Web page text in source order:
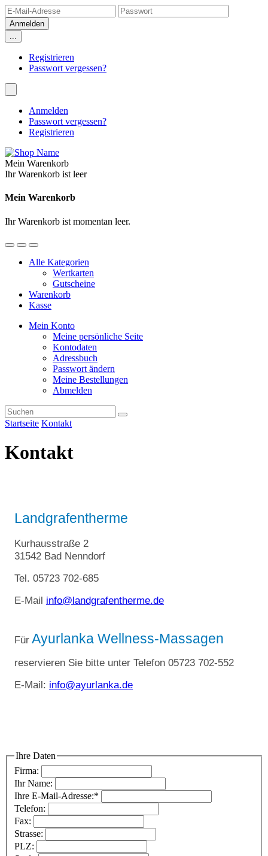
...
Registrieren
Passwort vergessen?
Anmelden
Passwort vergessen?
Registrieren
Mein Warenkorb
Ihr Warenkorb ist leer
Mein Warenkorb
Ihr Warenkorb ist momentan leer.
Alle Kategorien
Wertkarten
Gutscheine
Warenkorb
Kasse
Mein Konto
Meine persönliche Seite
Kontodaten
Adressbuch
Passwort ändern
Meine Bestellungen
Abmelden
Startseite Kontakt
Kontakt
Landgrafentherme
Kurhausstraße 2
31542 Bad Nenndorf
Tel. 05723 702-685
E-Mail info@landgrafentherme.de
Für Ayurlanka Wellness-Massagen
reservieren Sie bitte unter Telefon 05723 702-552
E-Mail: info@ayurlanka.de
Ihre Daten
Firma:
Ihr Name:
Ihre E-Mail-Adresse:*
Telefon:
Fax:
Strasse:
PLZ: